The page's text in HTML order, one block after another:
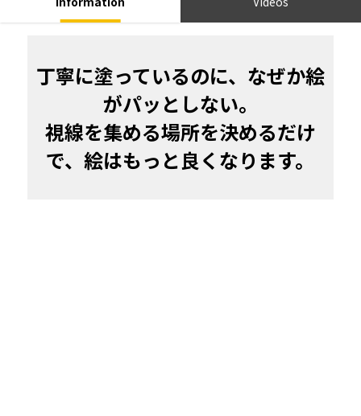
丁寧に塗っているのに、なぜか絵
がパッとしない。
視線を集める場所を決めるだけ
で、絵はもっと良くなります。